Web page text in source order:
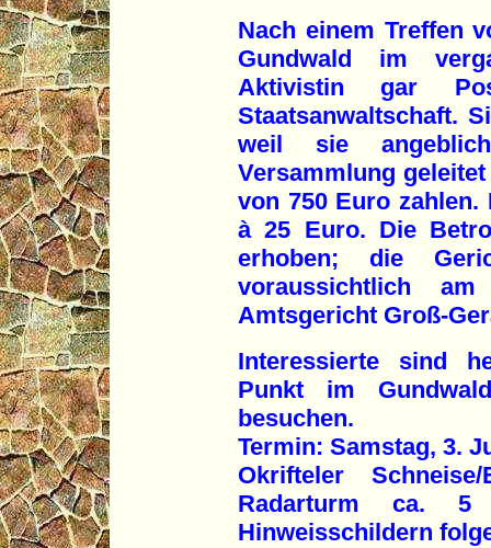
Nach einem Treffen
Gundwald im
Aktivistin gar
Staatsanwaltschaft.
weil sie
Versammlung
von 750 Euro zahlen.
à 25 Euro. Die
erhoben; die
voraussichtlich
Amtsgericht Groß-
Interessierte sind
Punkt im
besuchen.
Termin: Samstag, 3.
Okrifteler
Radarturm ca.
Hinweisschildern